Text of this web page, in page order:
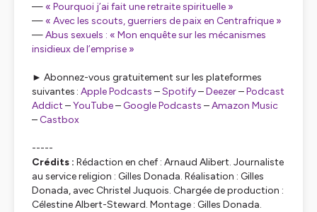
— « Pourquoi j’ai fait une retraite spirituelle »
— « Avec les scouts, guerriers de paix en Centrafrique »
—Abus sexuels : « Mon enquête sur les mécanismes
insidieux de l’emprise »
► Abonnez-vous gratuitement sur les plateformes
suivantes : Apple Podcasts –Spotify–Deezer–Podcast
Addict –YouTube– Google Podcasts –Amazon Music
– Castbox
-----
Crédits : Rédaction en chef : Arnaud Alibert. Journaliste
au service religion : Gilles Donada. Réalisation : Gilles
Donada, avec Christel Juquois. Chargée de production :
Célestine Albert-Steward. Montage : Gilles Donada.